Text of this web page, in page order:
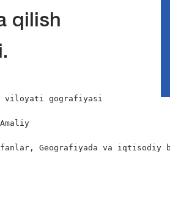
qilish
viloyati gografiyasi
Amaliy
Geografiyada va iqtisodiy